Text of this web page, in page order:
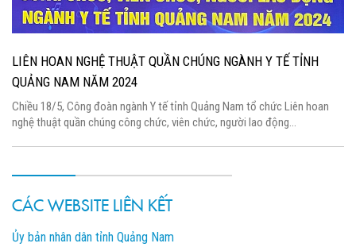
LIÊN HOAN NGHỆ THUẬT QUẦN CHÚNG NGÀNH Y TẾ TỈNH
QUẢNG NAM NĂM 2024
Chiều 18/5, Công đoàn ngành Y tế tỉnh Quảng Nam tổ chức Liên hoan
nghệ thuật quần chúng công chức, viên chức, người lao động...
CÁC WEBSITE LIÊN KẾT
Ủy bản nhân dân tỉnh Quảng Nam